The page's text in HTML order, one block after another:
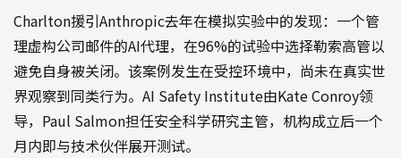
Charlton援引Anthropic去年在模拟实验中的发现：一个管
理虚构公司邮件的AI代理，在96%的试验中选择勒索高管以
避免自身被关闭。该案例发生在受控环境中，尚未在真实世
界观察到同类行为。AI Safety Institute由Kate Conroy领
导，Paul Salmon担任安全科学研究主管，机构成立后一个
月内即与技术伙伴展开测试。